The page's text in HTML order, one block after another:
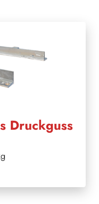
Druckguss